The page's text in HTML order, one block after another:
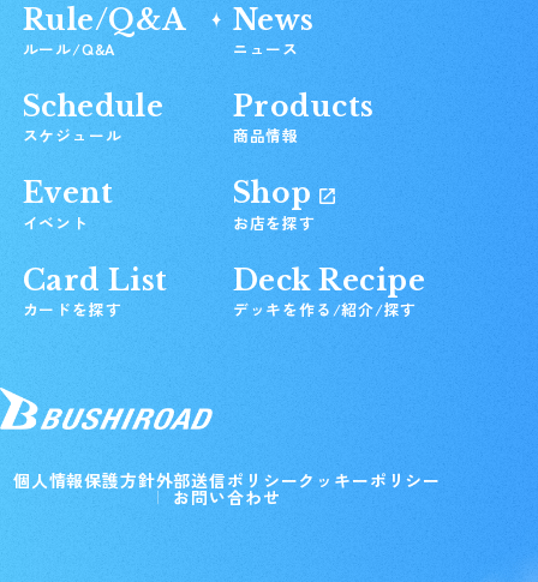
Rule/Q&A
ルール/Q&A
News
ニュース
Schedule
スケジュール
Products
商品情報
Event
イベント
Shop
お店を探す
Card List
カードを探す
Deck Recipe
デッキを作る/紹介/探す
個人情報保護方針外部送信ポリシークッキーポリシー
お問い合わせ